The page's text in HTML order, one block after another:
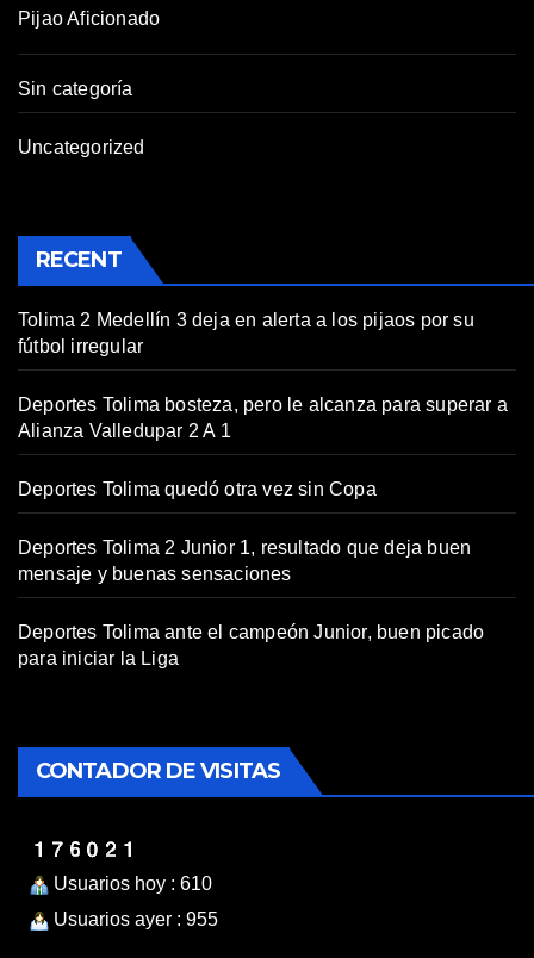
Pijao Aficionado
Sin categoría
Uncategorized
RECENT
Tolima 2 Medellín 3 deja en alerta a los pijaos por su
fútbol irregular
Deportes Tolima bosteza, pero le alcanza para superar a
Alianza Valledupar 2 A 1
Deportes Tolima quedó otra vez sin Copa
Deportes Tolima 2 Junior 1, resultado que deja buen
mensaje y buenas sensaciones
Deportes Tolima ante el campeón Junior, buen picado
para iniciar la Liga
CONTADOR DE VISITAS
Usuarios hoy : 610
Usuarios ayer : 955